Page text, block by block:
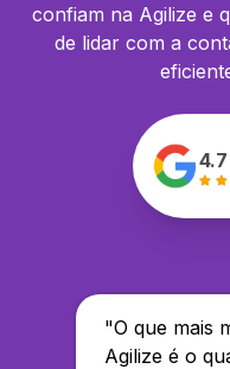
confiam na Agilize e
de lidar com a
4.7
"O que mais
Agilize é o